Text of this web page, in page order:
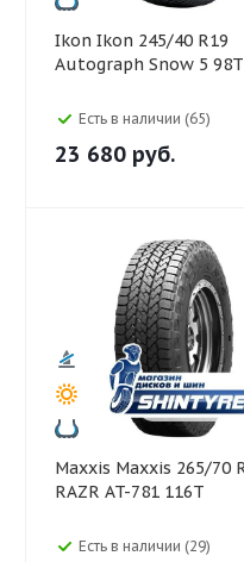
Ikon Ikon 245/40 R19
Autograph Snow 5 98T
Есть в наличии (65)
23 680 руб.
Maxxis Maxxis 265/70 R18
RAZR AT-781 116T
Есть в наличии (29)